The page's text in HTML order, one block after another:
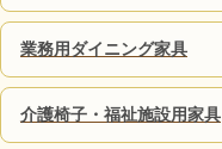
業務用ダイニング家具
介護椅子・福祉施設用家具